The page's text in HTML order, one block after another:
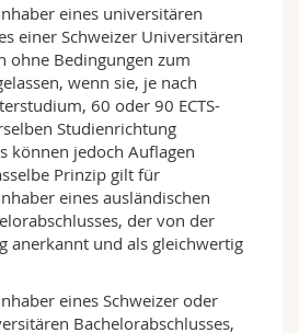
sind die Grundbegriffe
und Rhetorik, d.h. das
Instrumentarium, mit dem
werden bzw. in der
wurden. Dabei geht es
grundsätzliche Fragen zur
von Literatur, zum
und Wirklichkeit, um
auf ihre Leser oder
Verortung und
Formen und Topoi.
eines universitären
einer Schweizer Universitären
ohne Bedingungen zum
wenn sie, je nach
60 oder 90 ECTS-
Studienrichtung
können jedoch Auflagen
Prinzip gilt für
eines ausländischen
der von der
anerkannt und als gleichwertig
eines Schweizer oder
Bachelorabschlusses,